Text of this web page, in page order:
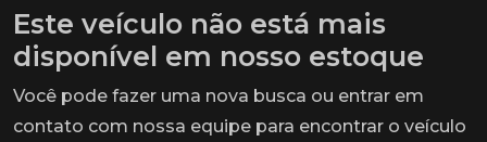
Este veículo não está mais
disponível em nosso estoque
Você pode fazer uma nova busca ou entrar em
contato com nossa equipe para encontrar o veículo